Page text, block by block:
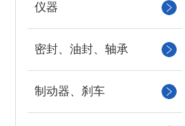
仪器
密封、油封、轴承
制动器、刹车